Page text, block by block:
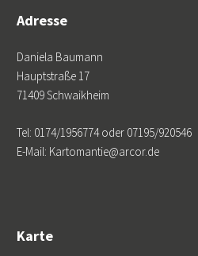
Adresse
Daniela Baumann
Hauptstraße 17
71409 Schwaikheim
Tel: 0174/1956774 oder 07195/920546
E-Mail: Kartomantie@arcor.de
Karte